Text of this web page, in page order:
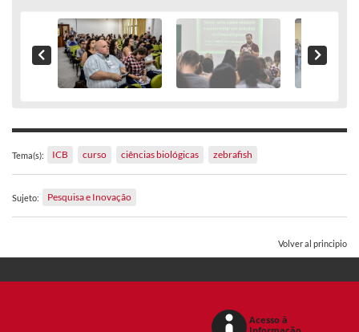
Tema(s): ICB curso ciências biológicas zebrafish
Sujeto: Pesquisa e Inovação
Volver al principio